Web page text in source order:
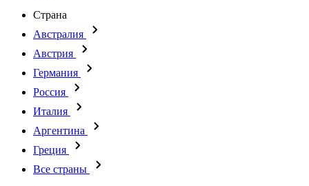
Страна
Австралия
Австрия
Германия
Россия
Италия
Аргентина
Греция
Все страны